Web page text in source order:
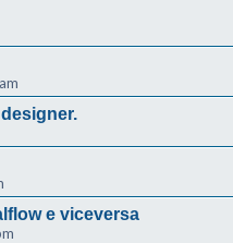
e viceversa